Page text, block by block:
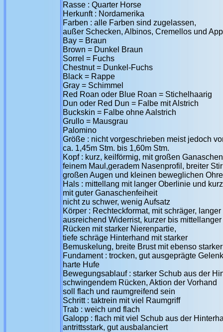
Rasse : Quarter Horse
Herkunft : Nordamerika
Farben : alle Farben sind zugelassen,
außer Schecken, Albinos, Cremellos und
Bay = Braun
Brown = Dunkel Braun
Sorrel = Fuchs
Chestnut = Dunkel-Fuchs
Black = Rappe
Gray = Schimmel
Red Roan oder Blue Roan = Stichelhaarig
Dun oder Red Dun = Falbe mit Alstrich
Buckskin = Falbe ohne Aalstrich
Grullo = Mausgrau
Palomino
Größe : nicht vorgeschrieben meist jedoch
ca. 1,45m Stm. bis 1,60m Stm.
Kopf : kurz, keilförmig, mit großen Ganaschen
feinem Maul,geradem Nasenprofil, breiter
großen Augen und kleinen beweglichen
Hals : mittellang mit langer Oberlinie und
mit guter Ganaschenfeiheit
nicht zu schwer, wenig Aufsatz
Körper : Rechteckformat, mit schräger,
ausreichend Widerrist, kurzer bis mittellanger
Rücken mit starker Nierenpartie,
tiefe schräge Hinterhand mit starker
Bemuskelung, breite Brust mit ebenso
Fundament : trocken, gut ausgeprägte
harte Hufe
Bewegungsablauf : starker Schub aus der
schwingendem Rücken, Aktion der Vorhand
soll flach und raumgreifend sein
Schritt : taktrein mit viel Raumgriff
Trab : weich und flach
Galopp : flach mit viel Schub aus der
antrittsstark, gut ausbalanciert